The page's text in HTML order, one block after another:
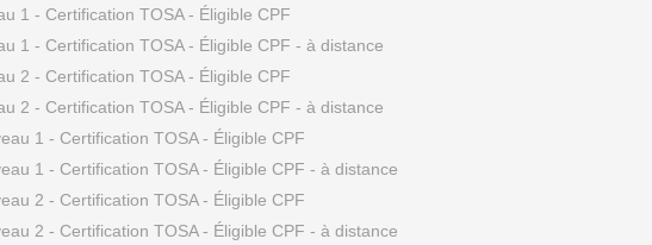
1 - Certification TOSA - Éligible CPF
1 - Certification TOSA - Éligible CPF - à distance
2 - Certification TOSA - Éligible CPF
2 - Certification TOSA - Éligible CPF - à distance
1 - Certification TOSA - Éligible CPF
1 - Certification TOSA - Éligible CPF - à distance
2 - Certification TOSA - Éligible CPF
2 - Certification TOSA - Éligible CPF - à distance